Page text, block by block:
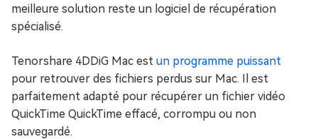
meilleure solution reste un logiciel de récupération
spécialisé.
Tenorshare 4DDiG Mac est un programme puissant
pour retrouver des fichiers perdus sur Mac. Il est
parfaitement adapté pour récupérer un fichier vidéo
QuickTime QuickTime effacé, corrompu ou non
sauvegardé.